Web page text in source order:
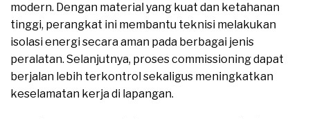
modern. Dengan material yang kuat dan ketahanan
tinggi, perangkat ini membantu teknisi melakukan
isolasi energi secara aman pada berbagai jenis
peralatan. Selanjutnya, proses commissioning dapat
berjalan lebih terkontrol sekaligus meningkatkan
keselamatan kerja di lapangan.